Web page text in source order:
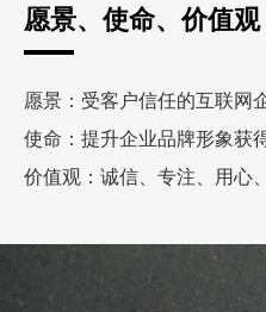
愿景、使命、价值观
愿景：受客户信任的互联网
使命：提升企业品牌形象获
价值观：诚信、专注、用心